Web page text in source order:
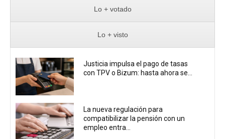
Lo + votado
Lo + visto
Justicia impulsa el pago de tasas
con TPV o Bizum: hasta ahora se...
La nueva regulación para
compatibilizar la pensión con un
empleo entra...